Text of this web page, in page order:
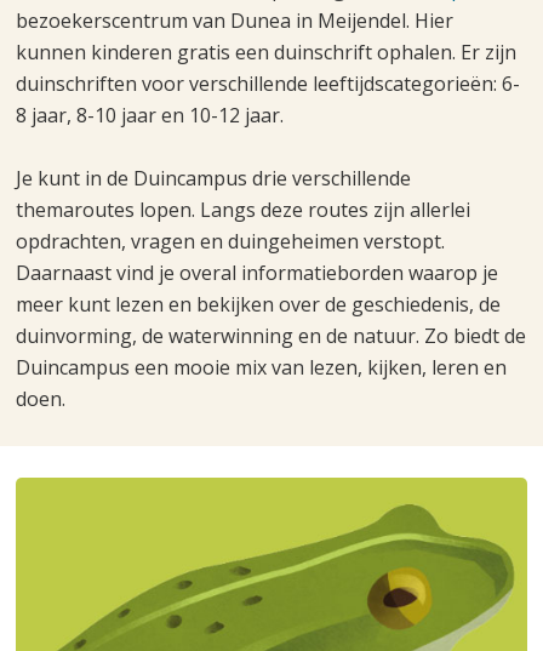
bezoekerscentrum van Dunea in Meijendel. Hier
kunnen kinderen gratis een duinschrift ophalen. Er zijn
duinschriften voor verschillende leeftijdscategorieën: 6-
8 jaar, 8-10 jaar en 10-12 jaar.
Je kunt in de Duincampus drie verschillende
themaroutes lopen. Langs deze routes zijn allerlei
opdrachten, vragen en duingeheimen verstopt.
Daarnaast vind je overal informatieborden waarop je
meer kunt lezen en bekijken over de geschiedenis, de
duinvorming, de waterwinning en de natuur. Zo biedt de
Duincampus een mooie mix van lezen, kijken, leren en
doen.